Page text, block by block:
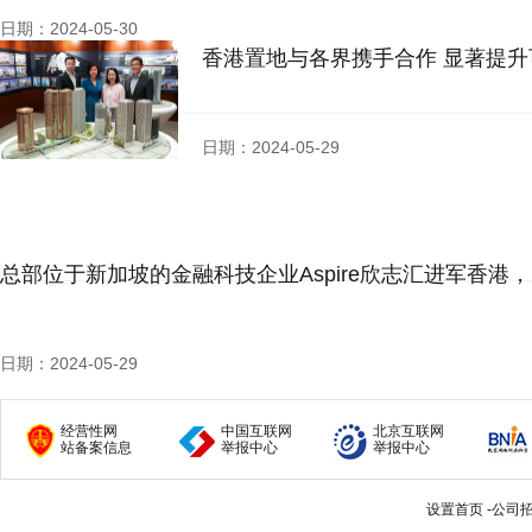
日期：2024-05-30
香港置地与各界携手合作 显著提
日期：2024-05-29
总部位于新加坡的金融科技企业Aspire欣志汇进军香港
日期：2024-05-29
经营性网
站备案信息
中国互联网
举报中心
北京互联网
举报中心
设置首页-公司